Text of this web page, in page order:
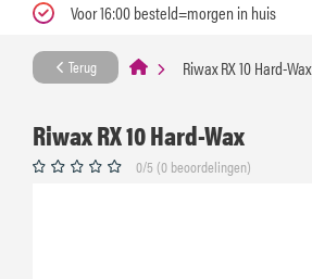
Voor 16:00 besteld=morgen in huis
Terug Riwax RX 10 Hard-Wax
Riwax RX 10 Hard-Wax
0/5 (0 beoordelingen)